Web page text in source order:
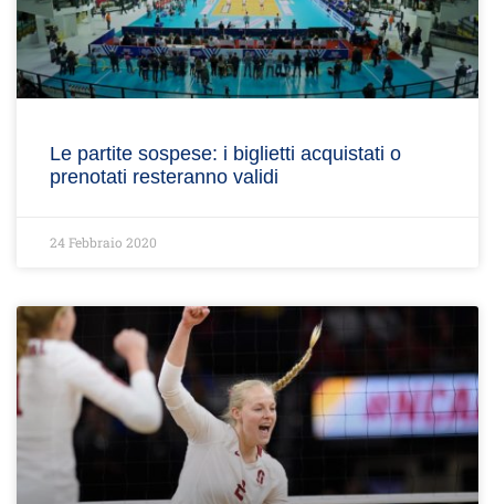
Le partite sospese: i biglietti acquistati o
prenotati resteranno validi
24 Febbraio 2020